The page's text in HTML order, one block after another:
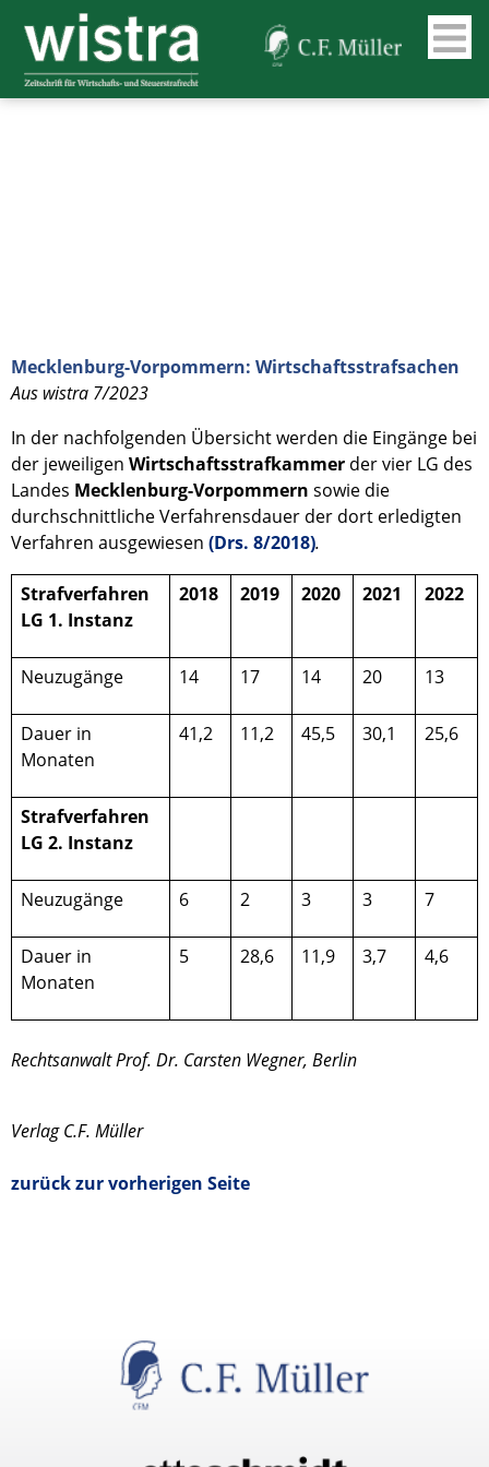
Mecklenburg-Vorpommern: Wirtschaftsstrafsachen
Aus wistra 7/2023
In der nachfolgenden Übersicht werden die Eingänge bei
der jeweiligen Wirtschaftsstrafkammer der vier LG des
Landes Mecklenburg-Vorpommern sowie die
durchschnittliche Verfahrensdauer der dort erledigten
Verfahren ausgewiesen (Drs. 8/2018).
Strafverfahren
LG 1. Instanz
2018 2019 2020 2021 2022
Neuzugänge 14 17 14 20 13
Dauer in
Monaten
41,2 11,2 45,5 30,1 25,6
Strafverfahren
LG 2. Instanz
Neuzugänge 6 2 3 3 7
Dauer in
Monaten
5 28,6 11,9 3,7 4,6
Rechtsanwalt Prof. Dr. Carsten Wegner, Berlin
Verlag C.F. Müller
zurück zur vorherigen Seite